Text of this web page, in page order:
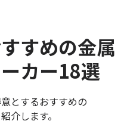
すめの金属
カー18選
とするおすすめの
介します。